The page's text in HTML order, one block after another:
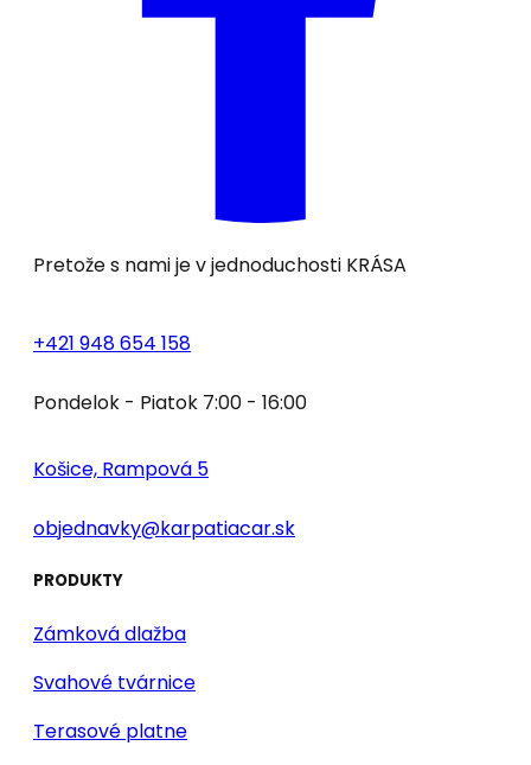
Pretože s nami je v jednoduchosti KRÁSA
+421 948 654 158
Pondelok - Piatok 7:00 - 16:00
Košice, Rampová 5
objednavky@karpatiacar.sk
PRODUKTY
Zámková dlažba
Svahové tvárnice
Terasové platne